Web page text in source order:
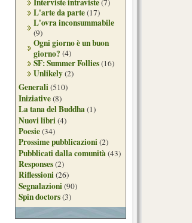
Interviste intraviste(7)
L'arte da parte(17)
L'ovra inconsummabile
(9)
Ogni giorno è un buon
giorno? (4)
SF: Summer Follies(16)
Unlikely(2)
Generali(510)
Iniziative(8)
La tana del Buddha(1)
Nuovi libri(4)
Poesie(34)
Prossime pubblicazioni(2)
Pubblicati dalla comunità(43)
Responses(2)
Riflessioni(26)
Segnalazioni(90)
Spin doctors(3)